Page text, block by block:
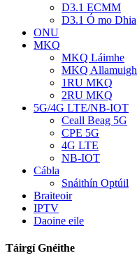
D3.1 ECMM
D3.1 Ó mo Dhia
ONU
MKQ
MKQ Láimhe
MKQ Allamuigh
1RU MKQ
2RU MKQ
5G/4G LTE/NB-IOT
Ceall Beag 5G
CPE 5G
4G LTE
NB-IOT
Cábla
Snáithín Optúil
Braiteoir
IPTV
Daoine eile
Táirgí Gnéithe